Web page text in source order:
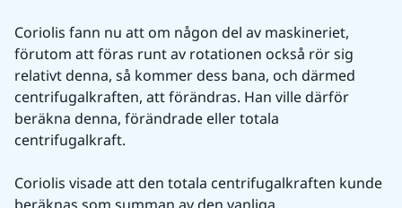
Coriolis fann nu att om någon del av maskineriet,
förutom att föras runt av rotationen också rör sig
relativt denna, så kommer dess bana, och därmed
centrifugalkraften, att förändras. Han ville därför
beräkna denna, förändrade eller totala
centrifugalkraft.
Coriolis visade att den totala centrifugalkraften kunde